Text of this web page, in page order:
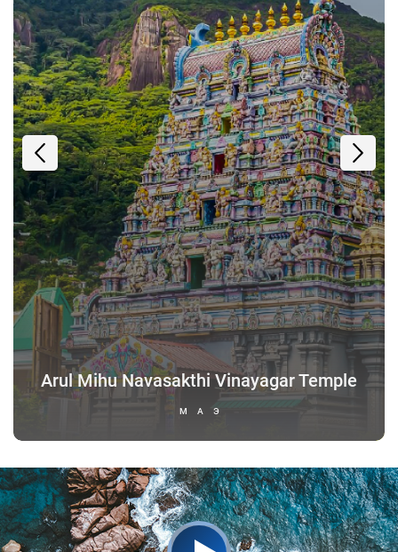
Arul Mihu Navasakthi Vinayagar Temple
МАЭ